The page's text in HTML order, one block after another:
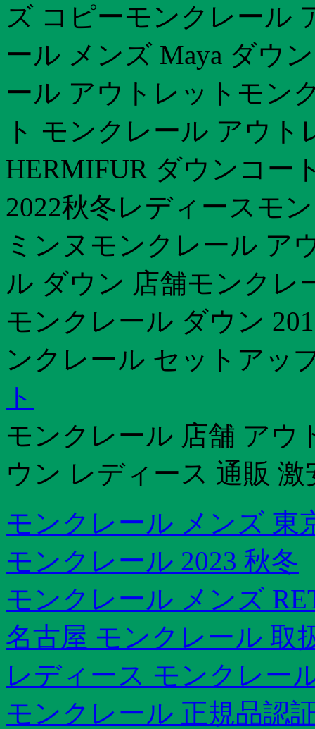
ズ コピーモンクレール
ール メンズ Maya ダウ
ール アウトレットモン
ト モンクレール アウ
HERMIFUR ダウンコー
2022秋冬レディースモ
ミンヌモンクレール ア
ル ダウン 店舗モンクレ
モンクレール ダウン
ンクレール セットアッ
ト
モンクレール 店舗 アウ
ウン レディース 通販 激
モンクレール メンズ 東
モンクレール 2023 秋冬
モンクレール メンズ
名古屋 モンクレール 取
レディース モンクレー
モンクレール 正規品認